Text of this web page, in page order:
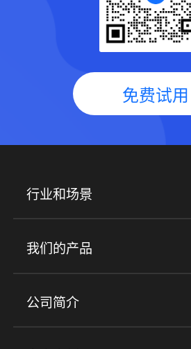
免费试用
行业和场景
行业解决方案
培训机构 职业技能培训
金融行业
我们的产品
产品
小程序商城 ERP
公司简介